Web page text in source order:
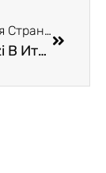
Предыдущая Страница
Nando Muzi В Италии В Римини